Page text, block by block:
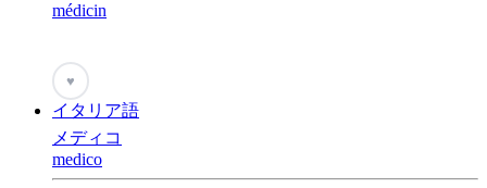
médicin
♥
イタリア語
メディコ
medico